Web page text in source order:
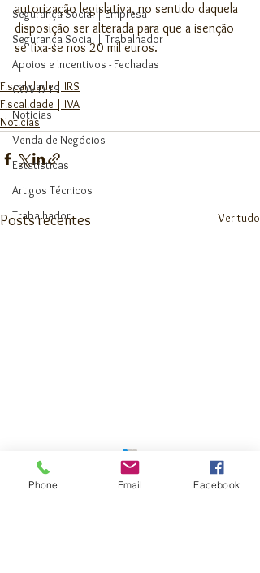
Segurança Social | Empresa
Segurança Social | Trabalhador
Apoios e Incentivos - Fechadas
COVID 19
Noticias
Venda de Negócios
Estatísticas
Artigos Técnicos
Trabalhador
autorização legislativa, no sentido daquela
disposição ser alterada para que a isenção
se fixa-se nos 20 mil euros.
Fiscalidade | IRS
Fiscalidade | IVA
Noticias
Posts recentes Ver tudo
Phone Email Facebook